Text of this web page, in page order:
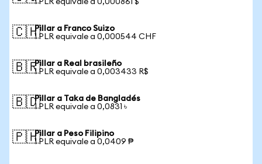
1 PLR equivale a 0,000861 $
🇨🇭Pillar a Franco Suizo
1 PLR equivale a 0,000544 CHF
🇧🇷Pillar a Real brasileño
1 PLR equivale a 0,003433 R$
🇧🇩Pillar a Taka de Bangladés
1 PLR equivale a 0,0831 ৳
🇵🇭Pillar a Peso Filipino
1 PLR equivale a 0,0409 ₱